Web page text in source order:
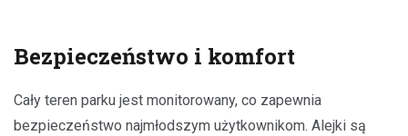
Bezpieczeństwo i komfort
Cały teren parku jest monitorowany, co zapewnia
bezpieczeństwo najmłodszym użytkownikom. Alejki są